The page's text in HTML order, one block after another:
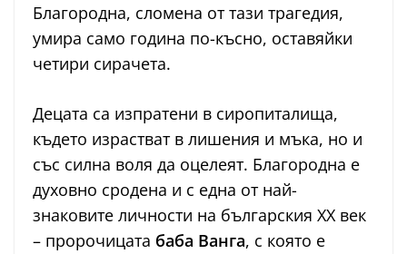
Благородна, сломена от тази трагедия,
умира само година по-късно, оставяйки
четири сирачета.
Децата са изпратени в сиропиталища,
където израстват в лишения и мъка, но и
със силна воля да оцелеят. Благородна е
духовно сродена и с една от най-
знаковите личности на българския XX век
– пророчицата баба Ванга, с която е